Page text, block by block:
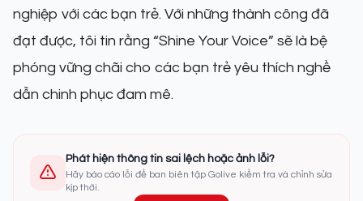
nghiệp với các bạn trẻ. Với những thành công đã
đạt được, tôi tin rằng “Shine Your Voice” sẽ là bệ
phóng vững chãi cho các bạn trẻ yêu thích nghề
dẫn chinh phục đam mê.
Phát hiện thông tin sai lệch hoặc ảnh lỗi?
Hãy báo cáo lỗi để ban biên tập Golive kiểm tra và chỉnh sửa
kịp thời.